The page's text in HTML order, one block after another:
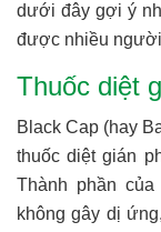
dưới đây gợi ý
được nhiều
Thuốc diệt
Black Cap (hay
thuốc diệt gián
Thành phần
không gây dị